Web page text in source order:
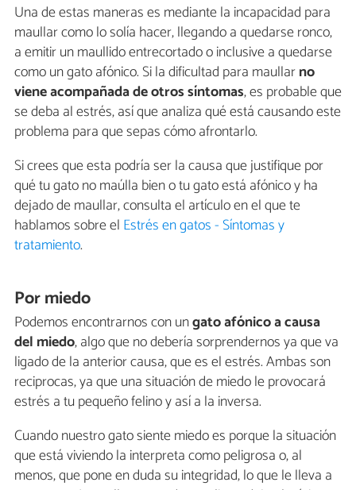
Una de estas maneras es mediante la incapacidad para
maullar como lo solía hacer, llegando a quedarse ronco,
a emitir un maullido entrecortado o inclusive a quedarse
como un gato afónico. Si la dificultad para maullarno
viene acompañada de otros síntomas, es probable que
se deba al estrés, así que analiza qué está causando este
problema para que sepas cómo afrontarlo.
Si crees que esta podría ser la causa que justifique por
qué tu gato no maúlla bien o tu gato está afónico y ha
dejado de maullar, consulta el artículo en el que te
hablamos sobre el Estrés en gatos - Síntomas y
tratamiento.
Por miedo
Podemos encontrarnos con ungato afónico a causa
del miedo, algo que no debería sorprendernos ya que va
ligado de la anterior causa, que es el estrés. Ambas son
reciprocas, ya que una situación de miedo le provocará
estrés a tu pequeño felino y así a la inversa.
Cuando nuestro gato siente miedo es porque la situación
que está viviendo la interpreta como peligrosa o, al
menos, que pone en duda su integridad, lo que le lleva a